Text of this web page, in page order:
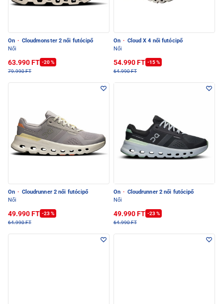
On · Cloudmonster 2 női futócipő
Női
63.990 FT -20 %
79.990 FT
On · Cloud X 4 női futócipő
Női
54.990 FT -15 %
64.990 FT
On · Cloudrunner 2 női futócipő
Női
49.990 FT -23 %
64.990 FT
On · Cloudrunner 2 női futócipő
Női
49.990 FT -23 %
64.990 FT